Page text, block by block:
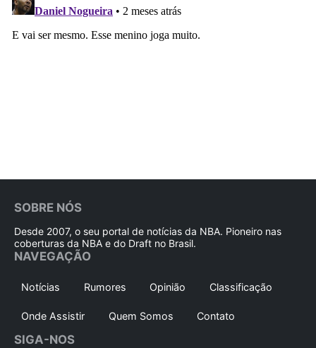
SOBRE NÓS
Desde 2007, o seu portal de notícias da NBA. Pioneiro nas
coberturas da NBA e do Draft no Brasil.
NAVEGAÇÃO
Notícias Rumores Opinião Classificação
Onde Assistir Quem Somos Contato
SIGA-NOS